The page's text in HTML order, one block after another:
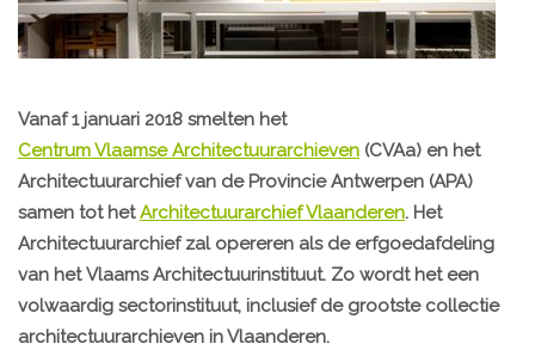
Vanaf 1 januari 2018 smelten het
Centrum Vlaamse Architectuurarchieven (CVAa) en het
Architectuurarchief van de Provincie Antwerpen (APA)
samen tot hetArchitectuurarchief Vlaanderen. Het
Architectuurarchief zal opereren als de erfgoedafdeling
van het Vlaams Architectuurinstituut. Zo wordt het een
volwaardig sectorinstituut, inclusief de grootste collectie
architectuurarchieven in Vlaanderen.